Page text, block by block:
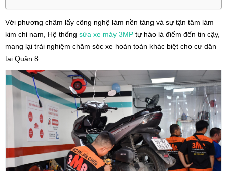
Với phương châm lấy công nghệ làm nền tảng và sự tận tâm làm
kim chỉ nam, Hệ thống sửa xe máy 3MP tự hào là điểm đến tin cậy,
mang lại trải nghiệm chăm sóc xe hoàn toàn khác biệt cho cư dân
tại Quận 8.